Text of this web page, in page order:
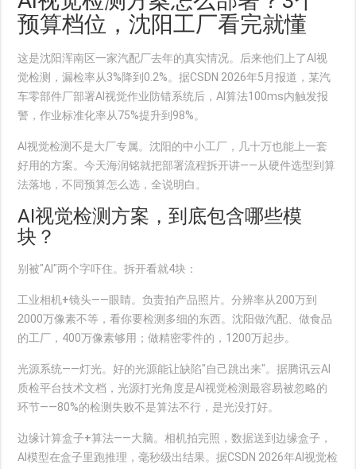
预算档位，沈阳工厂看完就懂
这是沈阳浑南区一家汽配厂去年的真实情况。后来他们上了AI视
觉检测，漏检率从3%降到0.2%。据CSDN 2026年5月报道，某汽
车零部件厂部署AI视觉作业防错系统后，AI算法100ms内触发报
警，作业标准化率从75%提升到98%。
AI视觉检测不是大厂专属。沈阳的中小工厂，几十万也能上一套
好用的方案。今天海润铭就把部署流程拆开讲——从硬件选型到算
法落地，不同预算怎么选，全说明白。
AI视觉检测方案，到底包含哪些模
块？
别被"AI"两个字吓住。拆开看就4块：
工业相机+镜头——眼睛。负责拍产品照片。分辨率从200万到
2000万像素不等，看你要检测多细的东西。沈阳做汽配、做食品
的工厂，400万像素够用；做精密零件的，1200万起步。
光源系统——灯光。好的光源能让缺陷"自己跳出来"。据腾讯云AI
质检平台技术文档，光源打光角度是AI视觉检测最容易被忽略的
环节——80%的检测失败不是算法不行，是光没打好。
边缘计算盒子+算法——大脑。相机拍完照，数据送到边缘盒子，
AI模型在盒子里跑推理，毫秒级出结果。据CSDN 2026年AI视觉检